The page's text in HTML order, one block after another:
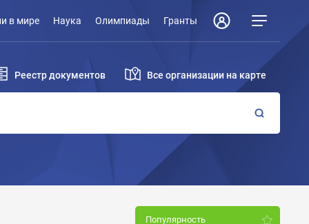
в мире Наука Олимпиады Гранты
Реестр документов Все организации на карте
Популярность